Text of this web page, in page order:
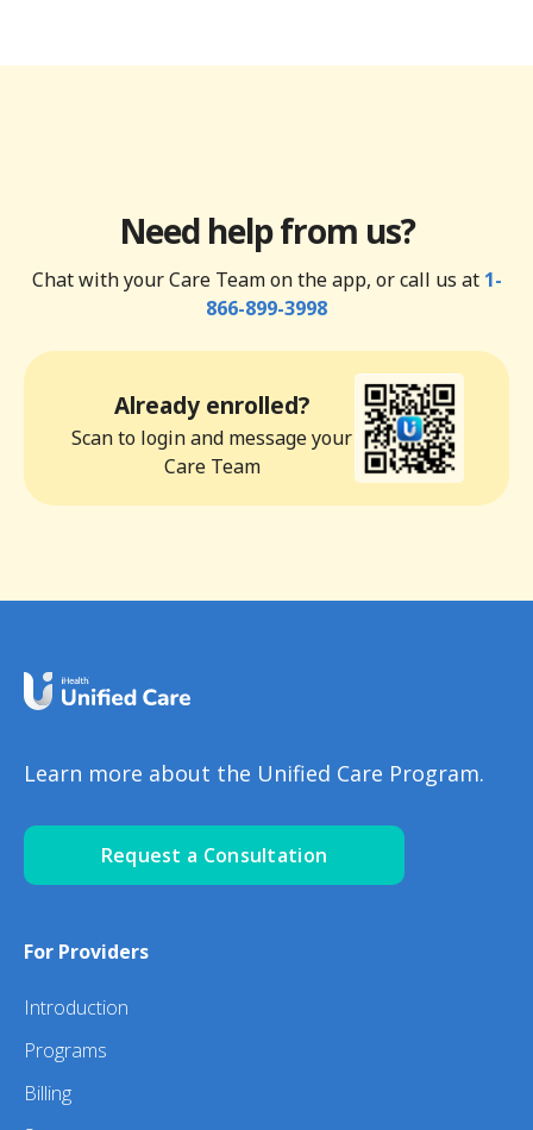
Need help from us?
Chat with your Care Team on the app, or call us at 1-
866-899-3998
Already enrolled?
Scan to login and message your
Care Team
Learn more about the Unified Care Program.
Request a Consultation
For Providers
Introduction
Programs
Billing